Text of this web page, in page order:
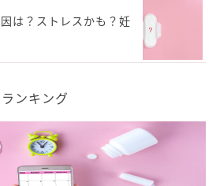
は？ストレスかも？妊
ンキング